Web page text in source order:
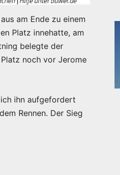
am Ende zu einem
Platz innehatte, am
belegte der
noch vor Jerome
ihn aufgefordert
Rennen. Der Sieg